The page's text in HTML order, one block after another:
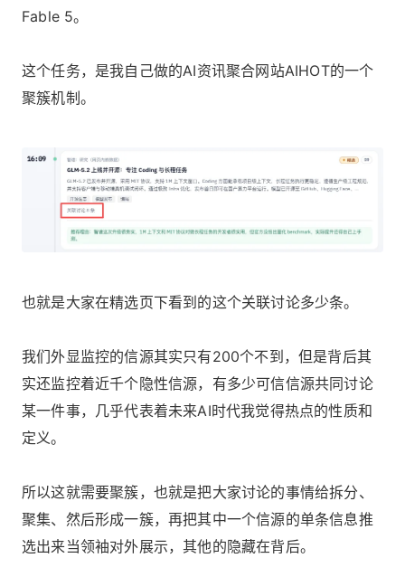
Fable 5。
这个任务，是我自己做的AI资讯聚合网站AIHOT的一个
聚簇机制。
也就是大家在精选页下看到的这个关联讨论多少条。
我们外显监控的信源其实只有200个不到，但是背后其
实还监控着近千个隐性信源，有多少可信信源共同讨论
某一件事，几乎代表着未来AI时代我觉得热点的性质和
定义。
所以这就需要聚簇，也就是把大家讨论的事情给拆分、
聚集、然后形成一簇，再把其中一个信源的单条信息推
选出来当领袖对外展示，其他的隐藏在背后。